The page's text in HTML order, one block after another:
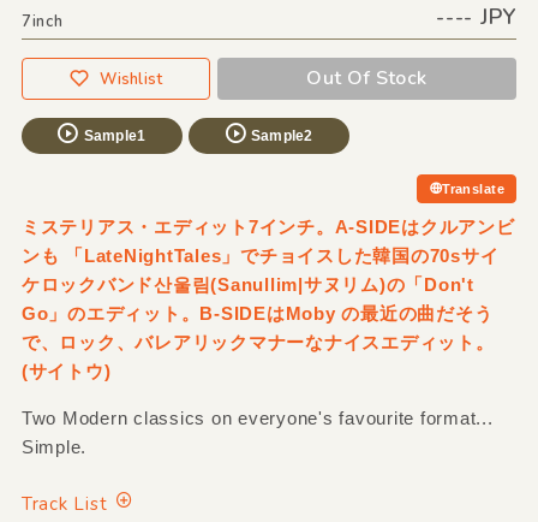
7inch ---- JPY
Wishlist Out Of Stock
Sample1 Sample2
Translate
ミステリアス・エディット7インチ。A-SIDEはクルアンビ
ンも 「LateNightTales」でチョイスした韓国の70sサイ
ケロックバンド산울림(Sanullim|サヌリム)の「Don't
Go」のエディット。B-SIDEはMoby の最近の曲だそう
で、ロック、バレアリックマナーなナイスエディット。
(サイトウ)
Two Modern classics on everyone's favourite format...
Simple.
Track List